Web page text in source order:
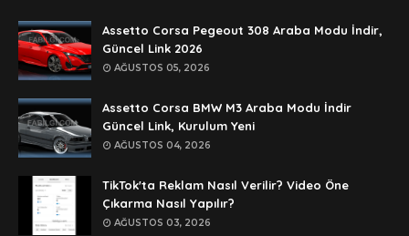
Anonymous
lan şifre ne şifre
şifre ne
Assetto Corsa Pegeout 308 Araba Modu İndir,
Güncel Link 2026
AĞUSTOS 05, 2026
Assetto Corsa BMW M3 Araba Modu İndir
Güncel Link, Kurulum Yeni
AĞUSTOS 04, 2026
TikTok'ta Reklam Nasıl Verilir? Video Öne
Çıkarma Nasıl Yapılır?
AĞUSTOS 03, 2026